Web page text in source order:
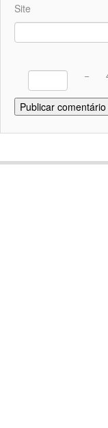
Site
−